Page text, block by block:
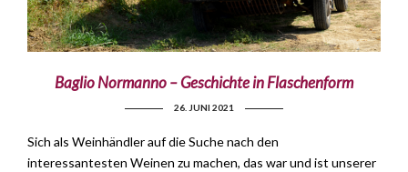
Baglio Normanno – Geschichte in Flaschenform
26. JUNI 2021
Sich als Weinhändler auf die Suche nach den
interessantesten Weinen zu machen, das war und ist unserer